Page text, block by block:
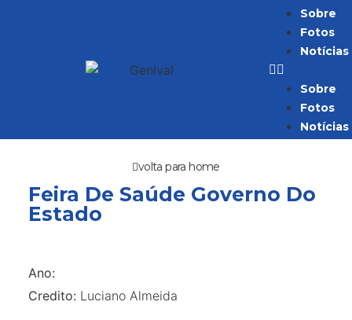
Sobre
Fotos
Notícias
Sobre
Fotos
Notícias
volta para home
Feira De Saúde Governo Do
Estado
Ano:
Credito: Luciano Almeida